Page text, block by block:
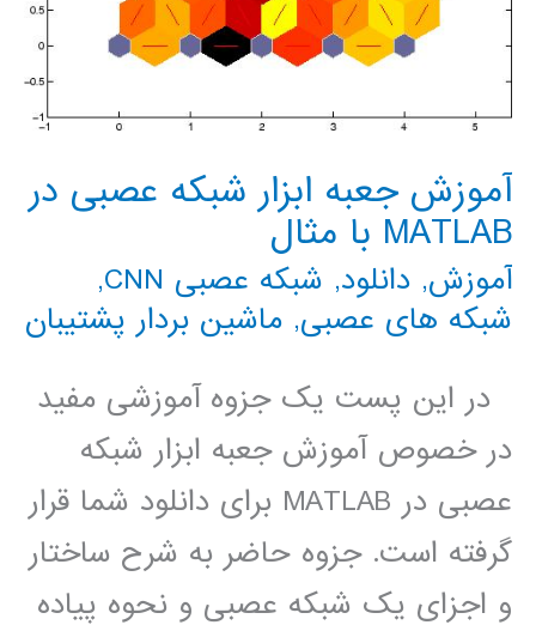
آموزش جعبه ابزار شبکه عصبی در
MATLAB با مثال
آموزش, دانلود, شبکه عصبی CNN
,
شبکه های عصبی, ماشین بردار پشتیبان
در این پست یک جزوه آموزشی مفید
در خصوص آموزش جعبه ابزار شبکه
عصبی در MATLAB برای دانلود شما قرار
گرفته است. جزوه حاضر به شرح ساختار
و اجزای یک شبکه عصبی و نحوه پیاده